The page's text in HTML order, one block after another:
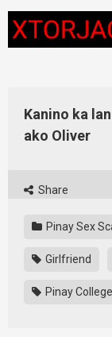
content
Kanino ka
ako Oliver
Share
Pinay Sex
Girlfriend
Pinay